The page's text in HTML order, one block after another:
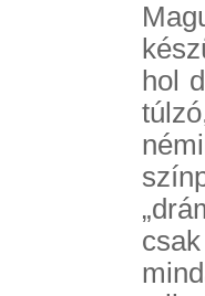
hol